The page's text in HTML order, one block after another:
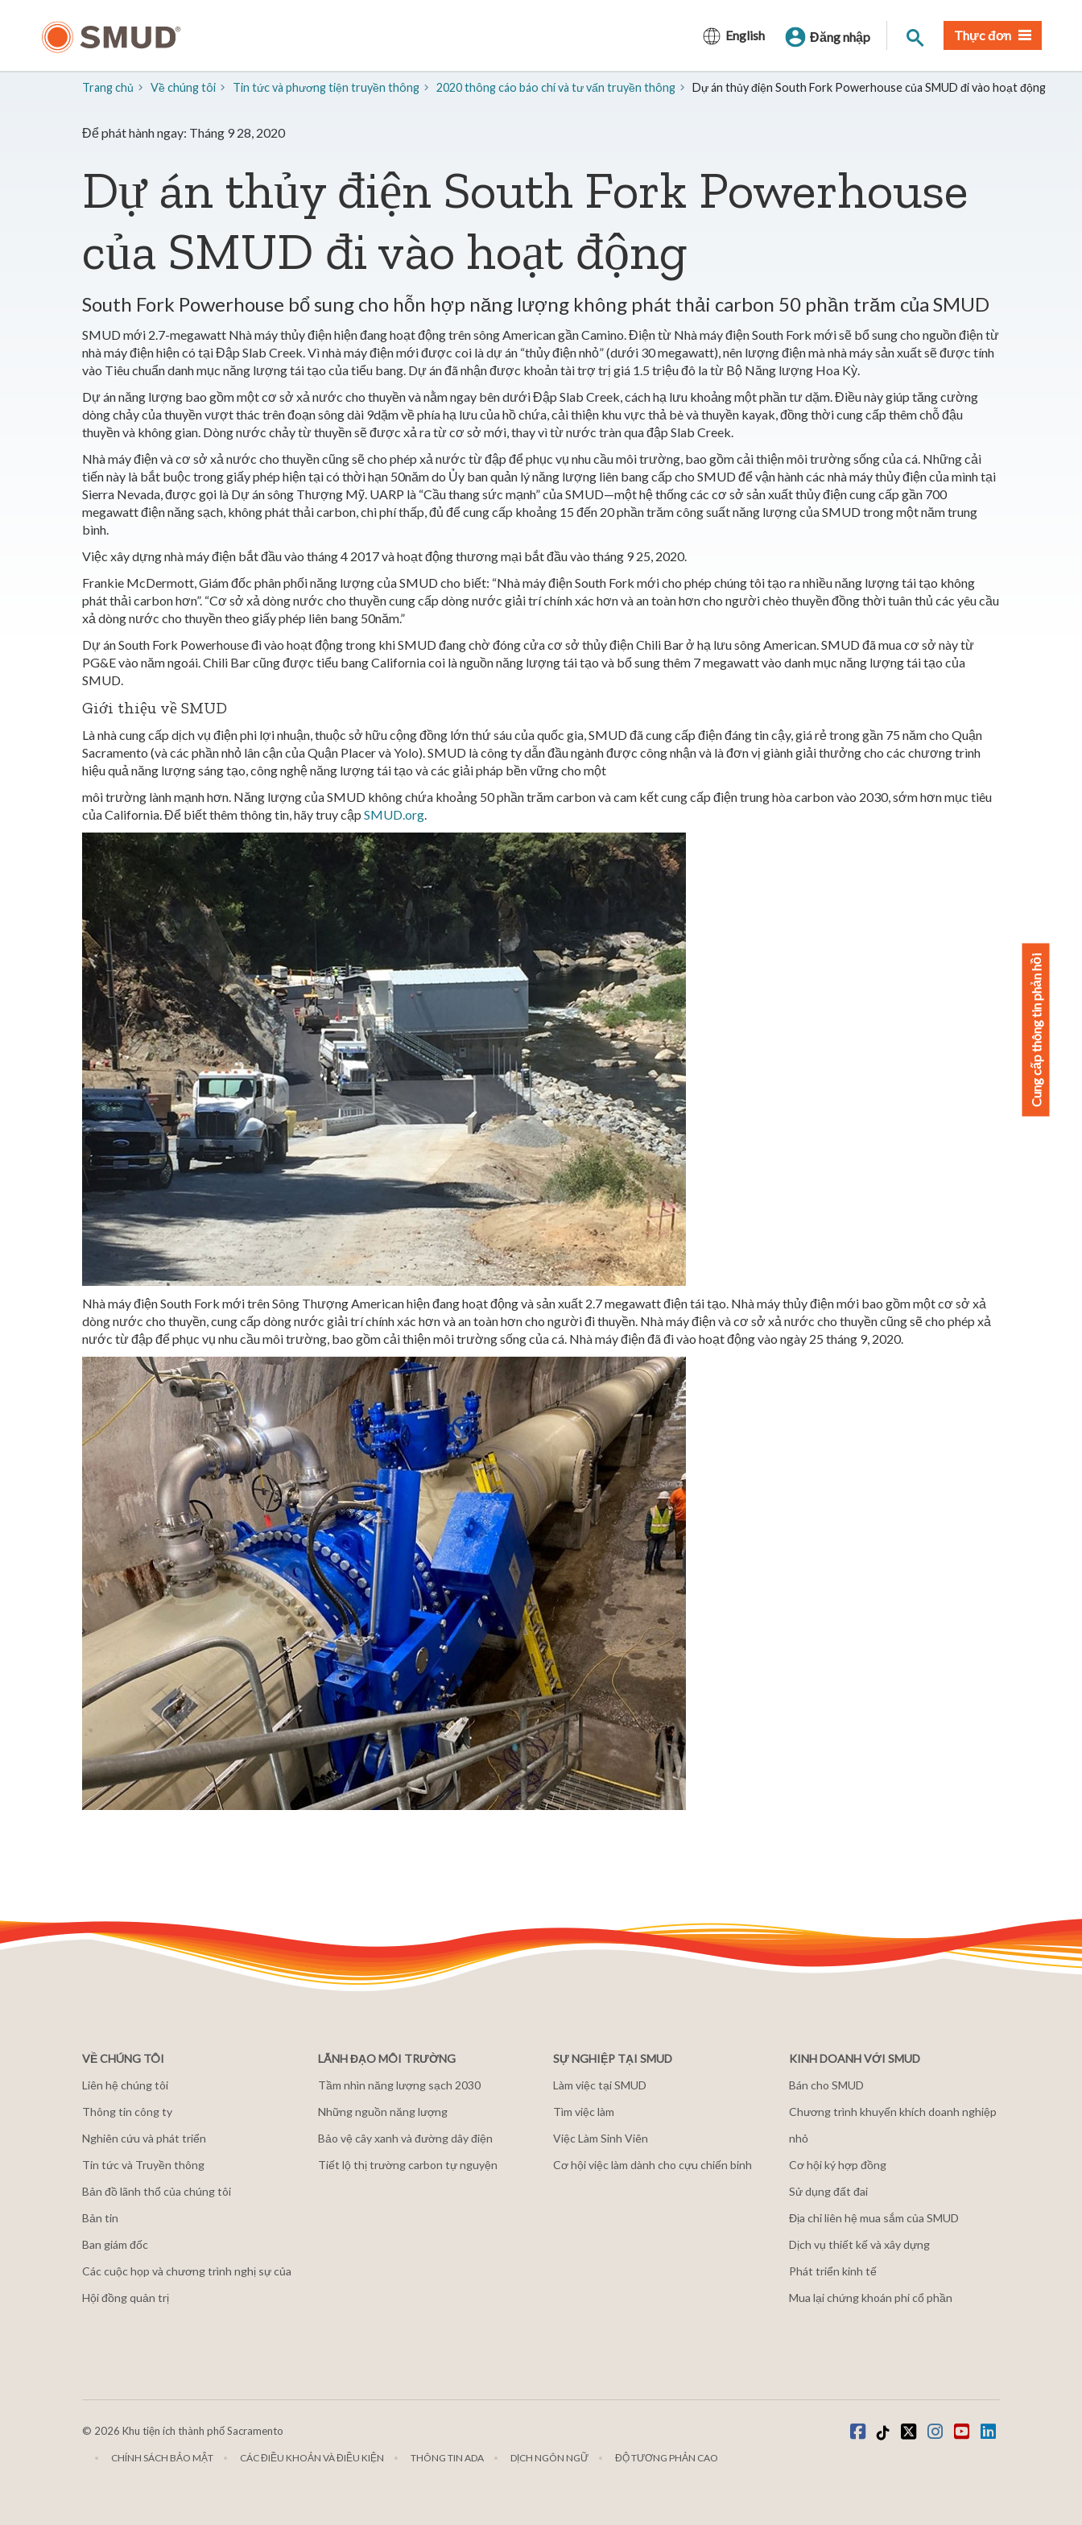
English Đăng nhập Tìm trangThực đơn
Trang chủ Về chúng tôi ​Tin tức và phương tiện truyền thông 2020 thông cáo báo chí và tư vấn truyền thông Dự án thủy điện South Fork Powerhouse của SMUD đi vào hoạt động
Để phát hành ngay: Tháng 9 28, 2020
Dự án thủy điện South Fork Powerhouse
của SMUD đi vào hoạt động
South Fork Powerhouse bổ sung cho hỗn hợp năng lượng không phát thải carbon 50 phần trăm của SMUD
SMUD mới 2.7-megawatt Nhà máy thủy điện hiện đang hoạt động trên sông American gần Camino. Điện từ Nhà máy điện South Fork mới sẽ bổ sung cho nguồn điện từ
nhà máy điện hiện có tại Đập Slab Creek. Vì nhà máy điện mới được coi là dự án “thủy điện nhỏ” (dưới 30 megawatt), nên lượng điện mà nhà máy sản xuất sẽ được tính
vào Tiêu chuẩn danh mục năng lượng tái tạo của tiểu bang. Dự án đã nhận được khoản tài trợ trị giá 1.5 triệu đô la từ Bộ Năng lượng Hoa Kỳ.
Dự án năng lượng bao gồmmột cơ sở xả nước cho thuyền và nằm ngay bên dưới Đập Slab Creek, cách hạ lưu khoảng một phần tư dặm.Điều này giúp tăng cường
dòng chảy của thuyền vượt thác trên đoạn sông dài 9dặm về phía hạ lưu của hồ chứa, cải thiện khu vực thả bè và thuyền kayak, đồng thời cung cấp thêm chỗ đậu
thuyền và không gian. Dòng nước chảy từ thuyền sẽ được xả ra từ cơ sở mới, thay vì từ nước tràn qua đập Slab Creek.
Nhà máy điện và cơ sở xả nước cho thuyền cũng sẽ cho phép xả nước từ đập để phục vụ nhu cầu môi trường, bao gồm cải thiện môi trường sống của cá. Những cải
tiến này là bắt buộc trong giấy phép hiện tại có thời hạn 50năm do Ủy ban quản lý năng lượng liên bang cấp cho SMUD để vận hành các nhà máy thủy điện của mình tại
Sierra Nevada, được gọi là Dự án sông Thượng Mỹ. UARP là “Cầu thang sức mạnh” của SMUD—một hệ thống các cơ sở sản xuất thủy điện cung cấp gần 700
megawatt điện năng sạch, không phát thải carbon, chi phí thấp, đủ để cung cấp khoảng 15 đến 20 phần trăm công suất năng lượng của SMUD trong một năm trung
bình.
Việc xây dựng nhà máy điện bắt đầu vào tháng 4 2017 và hoạt động thương mại bắt đầu vào tháng 9 25, 2020.
Frankie McDermott, Giám đốc phân phối năng lượng của SMUD cho biết: “Nhà máy điện South Fork mới cho phép chúng tôi tạo ra nhiều năng lượng tái tạo không
phát thải carbon hơn”. “Cơ sở xả dòng nước cho thuyền cung cấp dòng nước giải trí chính xác hơn và an toàn hơn cho người chèo thuyền đồng thời tuân thủ các yêu cầu
xả dòng nước cho thuyền theo giấy phép liên bang 50năm.”
Dự án South Fork Powerhouse đi vào hoạt động trong khi SMUD đang chờ đóng cửa cơ sở thủy điện Chili Bar ở hạ lưu sông American. SMUD đã mua cơ sở này từ
PG&E vào năm ngoái. Chili Bar cũng được tiểu bang California coi là nguồn năng lượng tái tạo và bổ sung thêm 7 megawatt vào danh mục năng lượng tái tạo của
SMUD.
Giới thiệu về SMUD
Là nhà cung cấp dịch vụ điện phi lợi nhuận, thuộc sở hữu cộng đồng lớn thứ sáu của quốc gia, SMUD đã cung cấp điện đáng tin cậy, giá rẻ trong gần 75 năm cho Quận
Sacramento (và các phần nhỏ lân cận của Quận Placer và Yolo). SMUD là công ty dẫn đầu ngành được công nhận và là đơn vị giành giải thưởng cho các chương trình
hiệu quả năng lượng sáng tạo, công nghệ năng lượng tái tạo và các giải pháp bền vững cho một
môi trường lành mạnh hơn. Năng lượng của SMUD không chứa khoảng 50 phần trăm carbon và cam kết cung cấp điện trung hòa carbon vào 2030, sớm hơn mục tiêu
của California. Để biết thêm thông tin, hãy truy cập SMUD.org.
Nhà máy điện South Fork mới trên Sông Thượng American hiện đang hoạt động và sản xuất 2.7 megawatt điện tái tạo. Nhà máy thủy điện mới bao gồm một cơ sở xả
dòng nước cho thuyền, cung cấp dòng nước giải trí chính xác hơn và an toàn hơn cho người đi thuyền. Nhà máy điện và cơ sở xả nước cho thuyền cũng sẽ cho phép xả
nước từ đập để phục vụ nhu cầu môi trường, bao gồm cải thiện môi trường sống của cá. Nhà máy điện đã đi vào hoạt động vào ngày 25 tháng 9, 2020.
VỀ CHÚNG TÔI
Liên hệ chúng tôi
Thông tin công ty
Nghiên cứu và phát triển
Tin tức và Truyền thông
Bản đồ lãnh thổ của chúng tôi
Bản tin
Ban giám đốc
Các cuộc họp và chương trình nghị sự của
Hội đồng quản trị
LÃNH ĐẠO MÔI TRƯỜNG
Tầm nhìn năng lượng sạch 2030
Những nguồn năng lượng
Bảo vệ cây xanh và đường dây điện
Tiết lộ thị trường carbon tự nguyện
SỰ NGHIỆP TẠI SMUD
Làm việc tại SMUD
Tìm việc làm
Việc Làm Sinh Viên
Cơ hội việc làm dành cho cựu chiến binh
KINH DOANH VỚI SMUD
Bán cho SMUD
Chương trình khuyến khích doanh nghiệp
nhỏ
Cơ hội ký hợp đồng
Sử dụng đất đai
Địa chỉ liên hệ mua sắm của SMUD
Dịch vụ thiết kế và xây dựng
Phát triển kinh tế
Mua lại chứng khoán phi cổ phần
© 2026 Khu tiện ích thành phố Sacramento
CHÍNH SÁCH BẢO MẬT CÁC ĐIỀU KHOẢN VÀ ĐIỀU KIỆN THÔNG TIN ADA DỊCH NGÔN NGỮ ĐỘ TƯƠNG PHẢN CAO
Facebook
TiktokTwitterInstagram
youtubeLinkedIn
Cung cấp thông tin phản hồi